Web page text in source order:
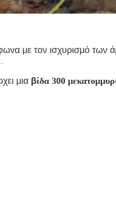
με τον ισχυρισμό των
...
μια βίδα 300